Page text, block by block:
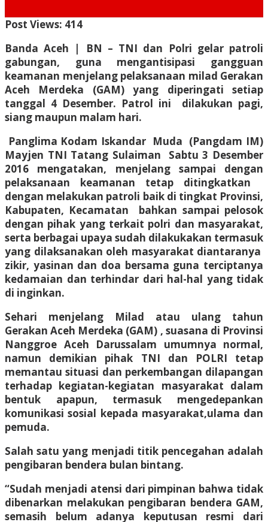
Post Views: 414
Banda Aceh | BN – TNI dan Polri gelar patroli
gabungan, guna mengantisipasi gangguan
keamanan menjelang pelaksanaan milad Gerakan
Aceh Merdeka (GAM) yang diperingati setiap
tanggal 4 Desember. Patrol ini dilakukan pagi,
siang maupun malam hari.
Panglima Kodam Iskandar Muda (Pangdam IM)
Mayjen TNI Tatang Sulaiman Sabtu 3 Desember
2016 mengatakan, menjelang sampai dengan
pelaksanaan keamanan tetap ditingkatkan
dengan melakukan patroli baik di tingkat Provinsi,
Kabupaten, Kecamatan bahkan sampai pelosok
dengan pihak yang terkait polri dan masyarakat,
serta berbagai upaya sudah dilakukakan termasuk
yang dilaksanakan oleh masyarakat diantaranya
zikir, yasinan dan doa bersama guna terciptanya
kedamaian dan terhindar dari hal-hal yang tidak
di inginkan.
Sehari menjelang Milad atau ulang tahun
Gerakan Aceh Merdeka (GAM) , suasana di Provinsi
Nanggroe Aceh Darussalam umumnya normal,
namun demikian pihak TNI dan POLRI tetap
memantau situasi dan perkembangan dilapangan
terhadap kegiatan-kegiatan masyarakat dalam
bentuk apapun, termasuk mengedepankan
komunikasi sosial kepada masyarakat,ulama dan
pemuda.
Salah satu yang menjadi titik pencegahan adalah
pengibaran bendera bulan bintang.
“Sudah menjadi atensi dari pimpinan bahwa tidak
dibenarkan melakukan pengibaran bendera GAM,
semasih belum adanya keputusan resmi dari